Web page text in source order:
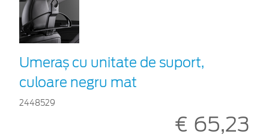
Umeraș cu unitate de suport,
culoare negru mat
2448529
€ 65,23